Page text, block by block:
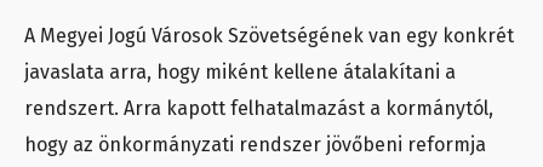
A Megyei Jogú Városok Szövetségének van egy konkrét
javaslata arra, hogy miként kellene átalakítani a
rendszert. Arra kapott felhatalmazást a kormánytól,
hogy az önkormányzati rendszer jövőbeni reformja